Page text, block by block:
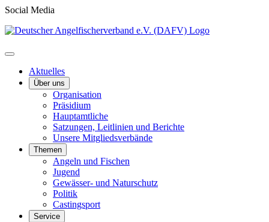
Social Media
Aktuelles
Über uns
Organisation
Präsidium
Hauptamtliche
Satzungen, Leitlinien und Berichte
Unsere Mitgliedsverbände
Themen
Angeln und Fischen
Jugend
Gewässer- und Naturschutz
Politik
Castingsport
Service